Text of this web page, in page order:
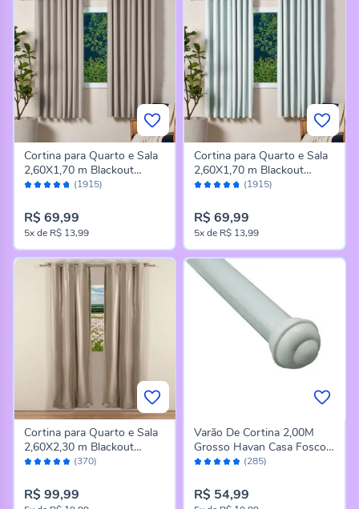
Avaliação: (1915)
Cortina para Quarto e Sala
2,60X1,70 m Blackout
Titanium Havan Casa -
R$ 69,99
5xde R$ 13,99
Avaliação: (1915)
Cortina para Quarto e Sala
2,60X1,70 m Blackout
Titanium Havan Casa -
R$ 69,99
5xde R$ 13,99
Avaliação: (370)
Cortina para Quarto e Sala
2,60X2,30 m Blackout
Titanium Havan Casa -
R$ 99,99
Avaliação: (285)
Varão De Cortina 2,00M
Grosso Havan Casa Fosco -
Branco Fosco
R$ 54,99